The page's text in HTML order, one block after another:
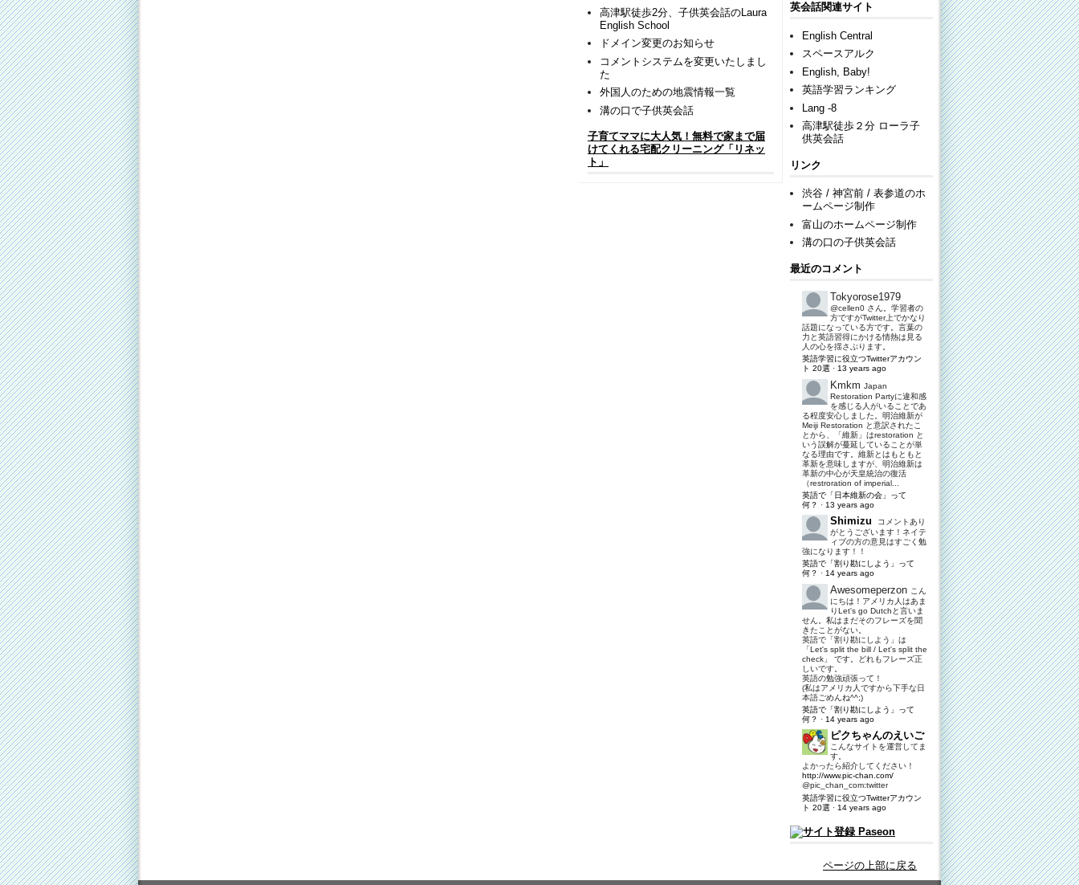
高津駅徒歩2分、子供英会話のLaura
English School
ドメイン変更のお知らせ
コメントシステムを変更いたしまし
た
外国人のための地震情報一覧
溝の口で子供英会話
子育てママに大人気！無料で家まで届
けてくれる宅配クリーニング「リネッ
ト」
英会話関連サイト
English Central
スペースアルク
English, Baby!
英語学習ランキング
Lang -8
高津駅徒歩２分 ローラ子
供英会話
リンク
渋谷 / 神宮前 / 表参道のホ
ームページ制作
富山のホームページ制作
溝の口の子供英会話
最近のコメント
Tokyorose1979
@cellen0 さん。学習者の
方ですがTwitter上でかなり
話題になっている方です。言葉の
力と英語習得にかける情熱は見る
人の心を揺さぶります。
英語学習に役立つTwitterアカウン
ト 20選 · 13 years ago
Kmkm Japan
Restoration Partyに違和感
を感じる人がいることであ
る程度安心しました。明治維新が
Meiji Restoration と意訳されたこ
とから、「維新」はrestoration と
いう誤解が蔓延していることが単
なる理由です。維新とはもともと
革新を意味しますが、明治維新は
革新の中心が天皇統治の復活
（restroration of imperial...
英語で「日本維新の会」って
何？ · 13 years ago
Shimizu
コメントあり
がとうございます！ネイテ
ィブの方の意見はすごく勉
強になります！！
英語で「割り勘にしよう」って
何？ · 14 years ago
Awesomeperzon こん
にちは！アメリカ人はあま
りLet's go Dutchと言いま
せん。私はまだそのフレーズを聞
きたことがない。
英語で「割り勘にしよう」は
「Let's split the bill / Let's split the
check」 です。どれもフレーズ正
しいです。
英語の勉強頑張って！
(私はアメリカ人ですから下手な日
本語ごめんね^^;)
英語で「割り勘にしよう」って
何？ · 14 years ago
ピクちゃんのえいご
こんなサイトを運営してま
す。
よかったら紹介してください！
http://www.pic-chan.com/
@pic_chan_com:twitter
英語学習に役立つTwitterアカウン
ト 20選 · 14 years ago
ページの上部に戻る